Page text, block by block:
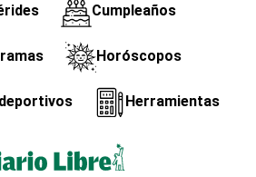
Cumpleaños
Horóscopos
Herramientas